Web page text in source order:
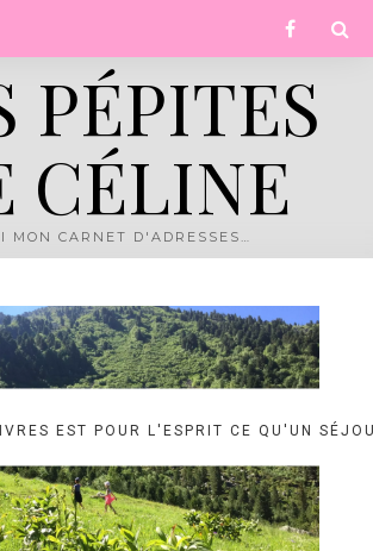
Facebook
PÉPITES
CÉLINE
MON CARNET D'ADRESSES…
EST POUR L'ESPRIT CE QU'UN